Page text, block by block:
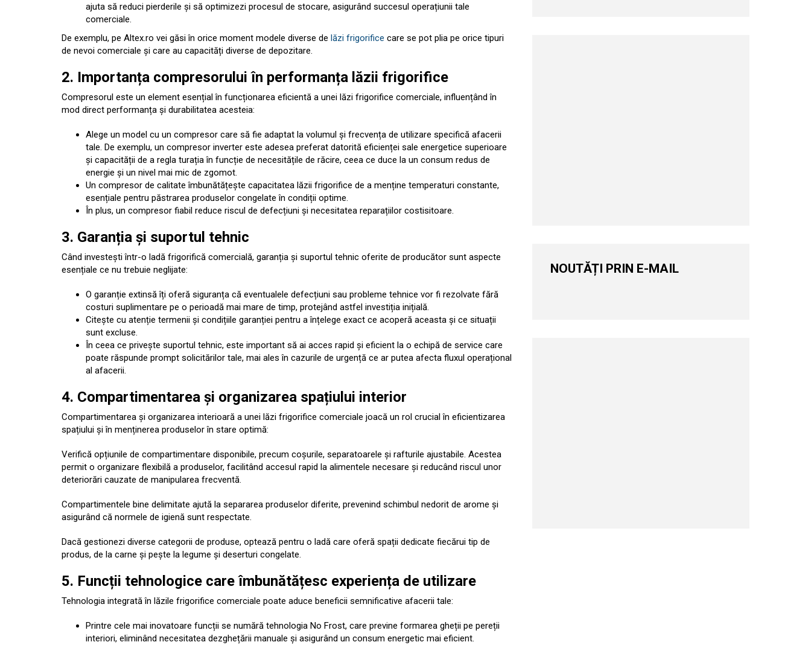
ajuta să reduci pierderile și să optimizezi procesul de stocare, asigurând succesul operațiunii tale
comerciale.
De exemplu, pe Altex.ro vei găsi în orice moment modele diverse de lăzi frigorifice care se pot plia pe orice tipuri
de nevoi comerciale și care au capacități diverse de depozitare.
2. Importanța compresorului în performanța lăzii frigorifice
Compresorul este un element esențial în funcționarea eficientă a unei lăzi frigorifice comerciale, influențând în
mod direct performanța și durabilitatea acesteia:
Alege un model cu un compresor care să fie adaptat la volumul și frecvența de utilizare specifică afacerii
tale. De exemplu, un compresor inverter este adesea preferat datorită eficienței sale energetice superioare
și capacității de a regla turația în funcție de necesitățile de răcire, ceea ce duce la un consum redus de
energie și un nivel mai mic de zgomot.
Un compresor de calitate îmbunătățește capacitatea lăzii frigorifice de a menține temperaturi constante,
esențiale pentru păstrarea produselor congelate în condiții optime.
În plus, un compresor fiabil reduce riscul de defecțiuni și necesitatea reparațiilor costisitoare.
3. Garanția și suportul tehnic
Când investești într-o ladă frigorifică comercială, garanția și suportul tehnic oferite de producător sunt aspecte
esențiale ce nu trebuie neglijate:
O garanție extinsă îți oferă siguranța că eventualele defecțiuni sau probleme tehnice vor fi rezolvate fără
costuri suplimentare pe o perioadă mai mare de timp, protejând astfel investiția inițială.
Citește cu atenție termenii și condițiile garanției pentru a înțelege exact ce acoperă aceasta și ce situații
sunt excluse.
În ceea ce privește suportul tehnic, este important să ai acces rapid și eficient la o echipă de service care
poate răspunde prompt solicitărilor tale, mai ales în cazurile de urgență ce ar putea afecta fluxul operațional
al afacerii.
4. Compartimentarea și organizarea spațiului interior
Compartimentarea și organizarea interioară a unei lăzi frigorifice comerciale joacă un rol crucial în eficientizarea
spațiului și în menținerea produselor în stare optimă:
Verifică opțiunile de compartimentare disponibile, precum coșurile, separatoarele și rafturile ajustabile. Acestea
permit o organizare flexibilă a produselor, facilitând accesul rapid la alimentele necesare și reducând riscul unor
deteriorări cauzate de manipularea frecventă.
Compartimentele bine delimitate ajută la separarea produselor diferite, prevenind schimbul nedorit de arome și
asigurând că normele de igienă sunt respectate.
Dacă gestionezi diverse categorii de produse, optează pentru o ladă care oferă spații dedicate fiecărui tip de
produs, de la carne și pește la legume și deserturi congelate.
5. Funcții tehnologice care îmbunătățesc experiența de utilizare
Tehnologia integrată în lăzile frigorifice comerciale poate aduce beneficii semnificative afacerii tale:
Printre cele mai inovatoare funcții se numără tehnologia No Frost, care previne formarea gheții pe pereții
interiori, eliminând necesitatea dezghețării manuale și asigurând un consum energetic mai eficient.
NOUTĂȚI PRIN E-MAIL